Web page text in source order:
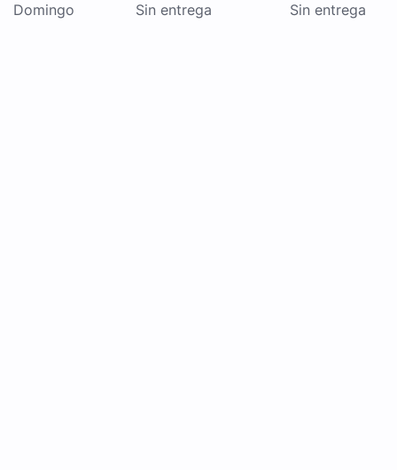
Domingo Sin entrega Sin entrega